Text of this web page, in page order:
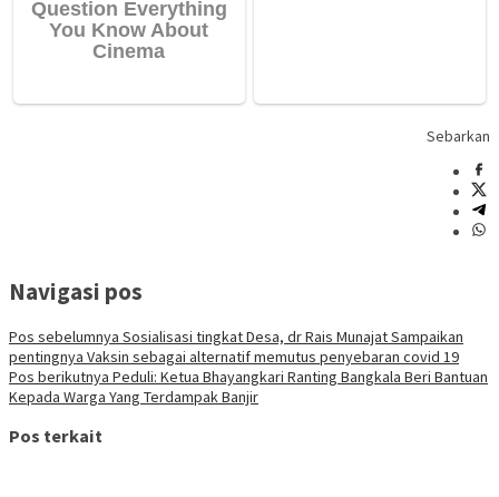
Sebarkan
Navigasi pos
Pos sebelumnya Sosialisasi tingkat Desa, dr Rais Munajat Sampaikan
pentingnya Vaksin sebagai alternatif memutus penyebaran covid 19
Pos berikutnya Peduli: Ketua Bhayangkari Ranting Bangkala Beri Bantuan
Kepada Warga Yang Terdampak Banjir
Pos terkait